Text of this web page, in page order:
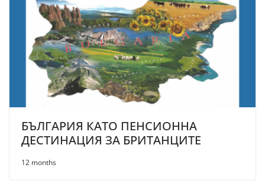
БЪЛГАРИЯ КАТО ПЕНСИОННА
ДЕСТИНАЦИЯ ЗА БРИТАНЦИТЕ
12 months